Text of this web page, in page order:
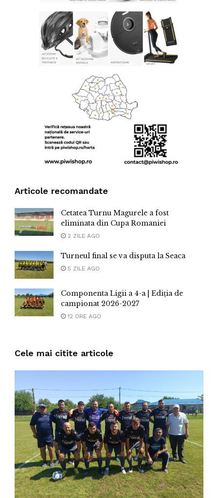
Articole recomandate
Cetatea Turnu Magurele a fost
eliminata din Cupa Romaniei
2 ZILE AGO
Turneul final se va disputa la Seaca
5 ZILE AGO
Componenta Ligii a 4-a | Ediția de
campionat 2026-2027
12 ORE AGO
Cele mai citite articole